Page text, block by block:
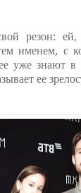
резон: ей,
именем, с
уже знают в
ее